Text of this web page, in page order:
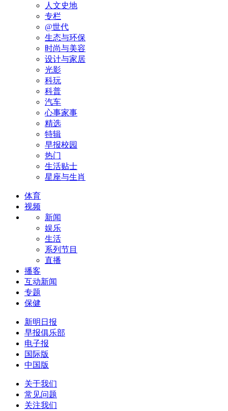
人文史地
专栏
@世代
生态与环保
时尚与美容
设计与家居
光影
科玩
科普
汽车
心事家事
精选
特辑
早报校园
热门
生活贴士
星座与生肖
体育
视频
新闻
娱乐
生活
系列节目
直播
播客
互动新闻
专题
保健
新明日报
早报俱乐部
电子报
国际版
中国版
关于我们
常见问题
关注我们